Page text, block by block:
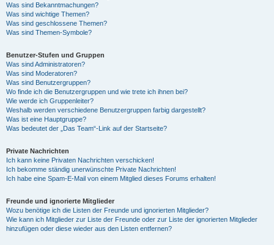
Was sind Bekanntmachungen?
Was sind wichtige Themen?
Was sind geschlossene Themen?
Was sind Themen-Symbole?
Benutzer-Stufen und Gruppen
Was sind Administratoren?
Was sind Moderatoren?
Was sind Benutzergruppen?
Wo finde ich die Benutzergruppen und wie trete ich ihnen bei?
Wie werde ich Gruppenleiter?
Weshalb werden verschiedene Benutzergruppen farbig dargestellt?
Was ist eine Hauptgruppe?
Was bedeutet der „Das Team“-Link auf der Startseite?
Private Nachrichten
Ich kann keine Privaten Nachrichten verschicken!
Ich bekomme ständig unerwünschte Private Nachrichten!
Ich habe eine Spam-E-Mail von einem Mitglied dieses Forums erhalten!
Freunde und ignorierte Mitglieder
Wozu benötige ich die Listen der Freunde und ignorierten Mitglieder?
Wie kann ich Mitglieder zur Liste der Freunde oder zur Liste der ignorierten Mitglieder
hinzufügen oder diese wieder aus den Listen entfernen?